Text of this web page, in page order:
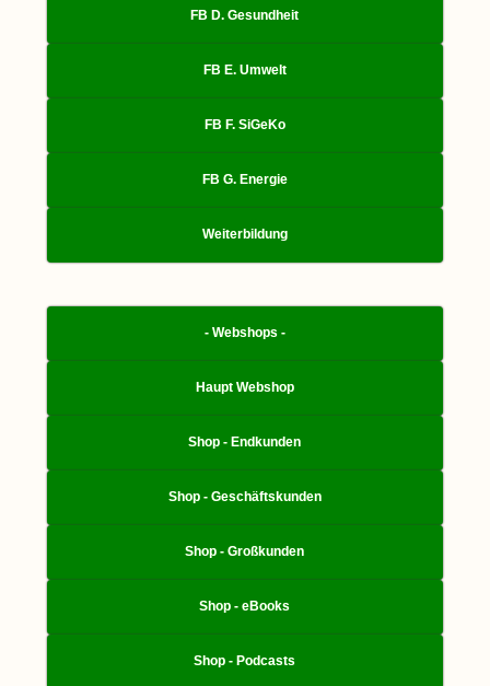
FB D. Gesundheit
FB E. Umwelt
FB F. SiGeKo
FB G. Energie
Weiterbildung
- Webshops -
Haupt Webshop
Shop - Endkunden
Shop - Geschäftskunden
Shop - Großkunden
Shop - eBooks
Shop - Podcasts